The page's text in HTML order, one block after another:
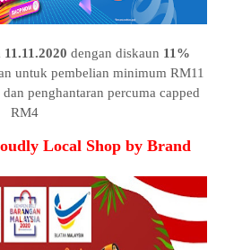
11.11.2020 dengan diskaun 11%
untuk pembelian minimum RM11
dan penghantaran percuma capped
RM4
Local Shop by Brand